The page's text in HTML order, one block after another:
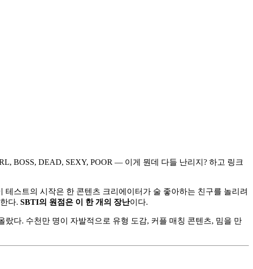
BOSS, DEAD, SEXY, POOR — 이게 뭔데 다들 난리지? 하고 링크
스트의 시작은 한 콘텐츠 크리에이터가 술 좋아하는 친구를 놀리려
다. SBTI의 원점은 이 한 개의 장난이다.
다. 수천만 명이 자발적으로 유형 도감, 커플 매칭 콘텐츠, 밈을 만